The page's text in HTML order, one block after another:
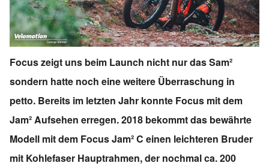
Focus zeigt uns beim Launch nicht nur das Sam²
sondern hatte noch eine weitere Überraschung in
petto. Bereits im letzten Jahr konnte Focus mit dem
Jam² Aufsehen erregen. 2018 bekommt das bewährte
Modell mit dem Focus Jam² C einen leichteren Bruder
mit Kohlefaser Hauptrahmen, der nochmal ca. 200